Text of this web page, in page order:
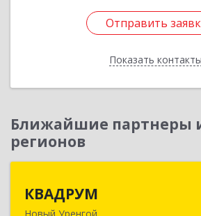
Отправить
Показать контакты
Отправить
Назад
Ближайшие партнеры
регионов
КВАДРУМ
Новый Уренгой